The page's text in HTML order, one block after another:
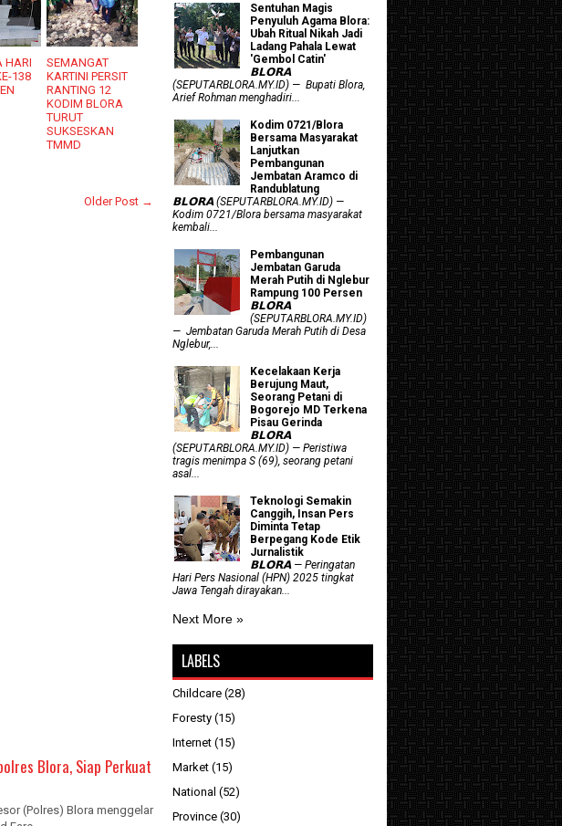
HARI
138
SEMANGAT
KARTINI PERSIT
RANTING 12
KODIM BLORA
TURUT
SUKSESKAN
TMMD
Older Post →
Blora, Siap Perkuat
(Polres) Blora menggelar
Sentuhan Magis
Penyuluh Agama Blora:
Ubah Ritual Nikah Jadi
Ladang Pahala Lewat
'Gembol Catin'
𝗕𝗟𝗢𝗥𝗔
(SEPUTARBLORA.MY.ID) — Bupati Blora,
Arief Rohman menghadiri...
Kodim 0721/Blora
Bersama Masyarakat
Lanjutkan
Pembangunan
Jembatan Aramco di
Randublatung
𝗕𝗟𝗢𝗥𝗔 (SEPUTARBLORA.MY.ID) —
Kodim 0721/Blora bersama masyarakat
kembali...
Pembangunan
Jembatan Garuda
Merah Putih di Nglebur
Rampung 100 Persen
𝗕𝗟𝗢𝗥𝗔
(SEPUTARBLORA.MY.ID)
— Jembatan Garuda Merah Putih di Desa
Nglebur,...
Kecelakaan Kerja
Berujung Maut,
Seorang Petani di
Bogorejo MD Terkena
Pisau Gerinda
𝗕𝗟𝗢𝗥𝗔
(SEPUTARBLORA.MY.ID) — Peristiwa
tragis menimpa S (69), seorang petani
asal...
Teknologi Semakin
Canggih, Insan Pers
Diminta Tetap
Berpegang Kode Etik
Jurnalistik
𝗕𝗟𝗢𝗥𝗔 — Peringatan
Hari Pers Nasional (HPN) 2025 tingkat
Jawa Tengah dirayakan...
Next More »
LABELS
Childcare (28)
Foresty (15)
Internet (15)
Market (15)
National (52)
Province (30)